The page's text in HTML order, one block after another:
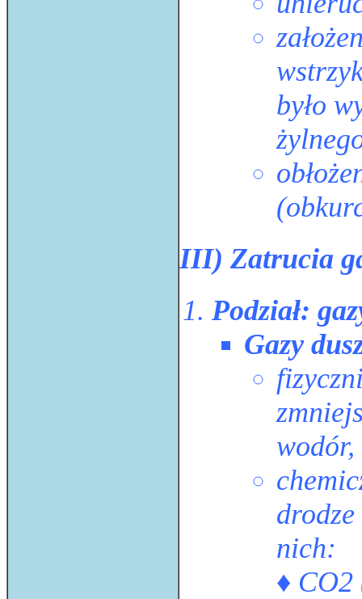
było
III) Zatrucia
Podział:
Gazy
nich:
♦ CO2